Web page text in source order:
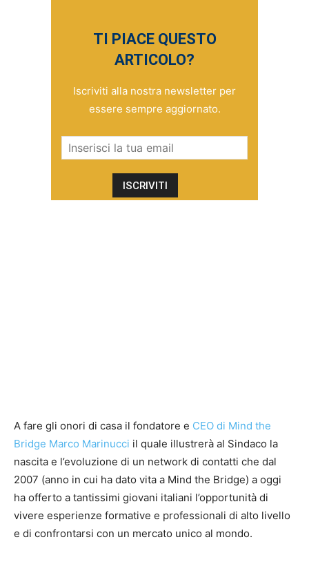
TI PIACE QUESTO
ARTICOLO?
Iscriviti alla nostra newsletter per
essere sempre aggiornato.
A fare gli onori di casa il fondatore e CEO di Mind the
Bridge Marco Marinucci il quale illustrerà al Sindaco la
nascita e l’evoluzione di un network di contatti che dal
2007 (anno in cui ha dato vita a Mind the Bridge) a oggi
ha offerto a tantissimi giovani italiani l’opportunità di
vivere esperienze formative e professionali di alto livello
e di confrontarsi con un mercato unico al mondo.